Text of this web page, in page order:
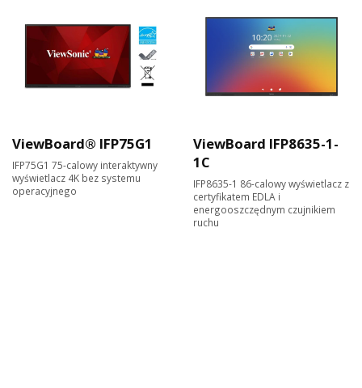
ViewBoard® IFP75G1
IFP75G1 75-calowy interaktywny
wyświetlacz 4K bez systemu
operacyjnego
ViewBoard IFP8635-1-
1C
IFP8635-1 86-calowy wyświetlacz z
certyfikatem EDLA i
energooszczędnym czujnikiem
ruchu